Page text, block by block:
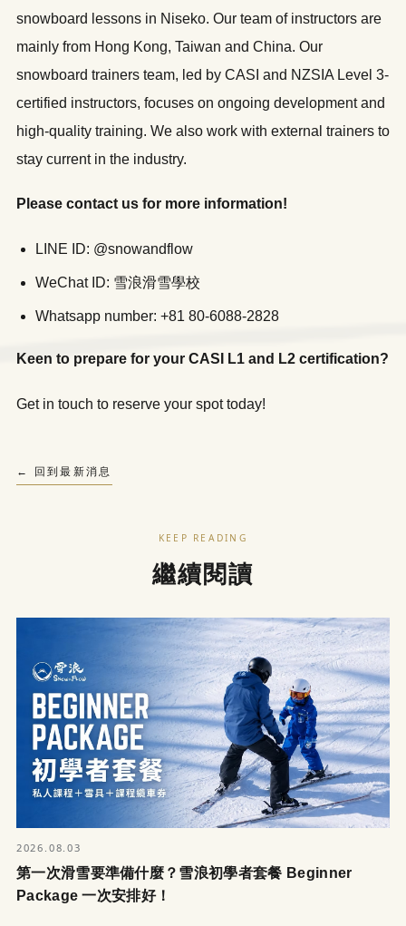
snowboard lessons in Niseko. Our team of instructors are
mainly from Hong Kong, Taiwan and China. Our
snowboard trainers team, led by CASI and NZSIA Level 3-
certified instructors, focuses on ongoing development and
high-quality training. We also work with external trainers to
stay current in the industry.
Please contact us for more information!
LINE ID: @snowandflow
WeChat ID: 雪浪滑雪學校
Whatsapp number: +81 80-6088-2828
Keen to prepare for your CASI L1 and L2 certification?
Get in touch to reserve your spot today!
← 回到最新消息
KEEP READING
繼續閱讀
2026.08.03
第一次滑雪要準備什麼？雪浪初學者套餐 Beginner
Package 一次安排好！